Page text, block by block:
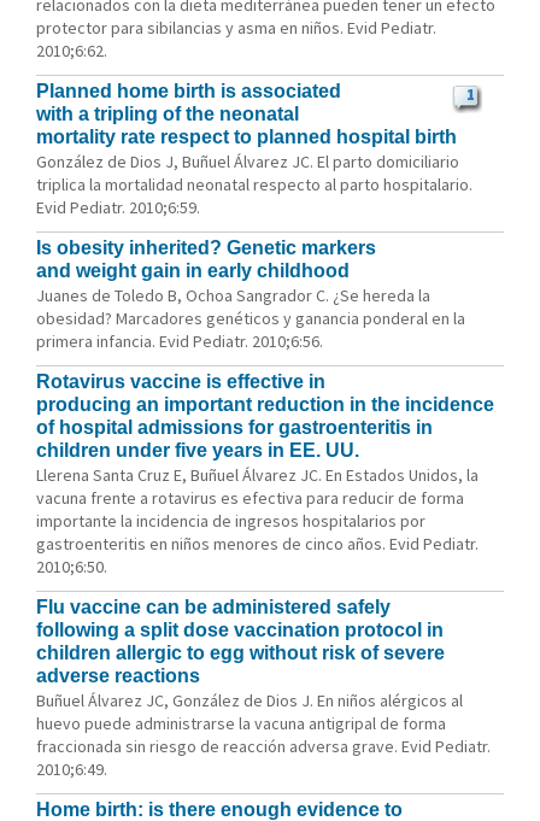
relacionados con la dieta mediterránea pueden tener un efecto
protector para sibilancias y asma en niños. Evid Pediatr.
2010;6:62.
1
Planned home birth is associated
with a tripling of the neonatal
mortality rate respect to planned hospital birth
González de Dios J, Buñuel Álvarez JC. El parto domiciliario
triplica la mortalidad neonatal respecto al parto hospitalario.
Evid Pediatr. 2010;6:59.
Is obesity inherited? Genetic markers
and weight gain in early childhood
Juanes de Toledo B, Ochoa Sangrador C. ¿Se hereda la
obesidad? Marcadores genéticos y ganancia ponderal en la
primera infancia. Evid Pediatr. 2010;6:56.
Rotavirus vaccine is effective in
producing an important reduction in the incidence
of hospital admissions for gastroenteritis in
children under five years in EE. UU.
Llerena Santa Cruz E, Buñuel Álvarez JC. En Estados Unidos, la
vacuna frente a rotavirus es efectiva para reducir de forma
importante la incidencia de ingresos hospitalarios por
gastroenteritis en niños menores de cinco años. Evid Pediatr.
2010;6:50.
Flu vaccine can be administered safely
following a split dose vaccination protocol in
children allergic to egg without risk of severe
adverse reactions
Buñuel Álvarez JC, González de Dios J. En niños alérgicos al
huevo puede administrarse la vacuna antigripal de forma
fraccionada sin riesgo de reacción adversa grave. Evid Pediatr.
2010;6:49.
Home birth: is there enough evidence to